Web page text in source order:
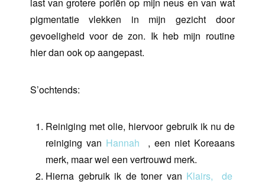
last van grotere poriën op mijn neus en van wat
pigmentatie vlekken in mijn gezicht door
gevoeligheid voor de zon. Ik heb mijn routine
hier dan ook op aangepast.
S’ochtends:
Reiniging met olie, hiervoor gebruik ik nu de
reiniging van Hannah , een niet Koreaans
merk, maar wel een vertrouwd merk.
Hierna gebruik ik de toner van Klairs,
de